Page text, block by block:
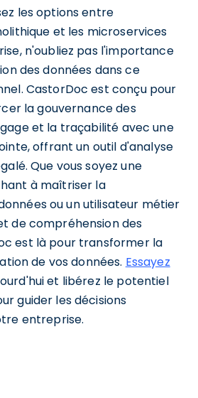
les options entre
et les microservices
n'oubliez pas l'importance
des données dans ce
CastorDoc est conçu pour
la gouvernance des
et la traçabilité avec une
offrant un outil d'analyse
Que vous soyez une
à maîtriser la
ou un utilisateur métier
de compréhension des
est là pour transformer la
de vos données. Essayez
et libérez le potentiel
guider les décisions
entreprise.